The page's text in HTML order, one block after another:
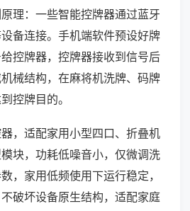
理：一些智能控牌器通过蓝牙
备连接。手机端软件预设好牌
控牌器，控牌器接收到信号后
械结构，在麻将机洗牌、码牌
控牌目的。
，适配家用小型四口、折叠机
块，功耗低噪音小，仅微调洗
，家用低频使用下运行稳定，
破坏设备原生结构，适配家庭